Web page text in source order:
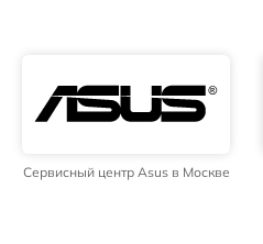
Сервисный центр Asus в Москве